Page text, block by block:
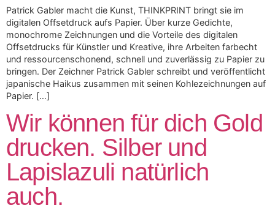
Patrick Gabler macht die Kunst, THINKPRINT bringt sie im
digitalen Offsetdruck aufs Papier. Über kurze Gedichte,
monochrome Zeichnungen und die Vorteile des digitalen
Offsetdrucks für Künstler und Kreative, ihre Arbeiten farbecht
und ressourcenschonend, schnell und zuverlässig zu Papier zu
bringen. Der Zeichner Patrick Gabler schreibt und veröffentlicht
japanische Haikus zusammen mit seinen Kohlezeichnungen auf
Papier. […]
Wir können für dich Gold
drucken. Silber und
Lapislazuli natürlich
auch.